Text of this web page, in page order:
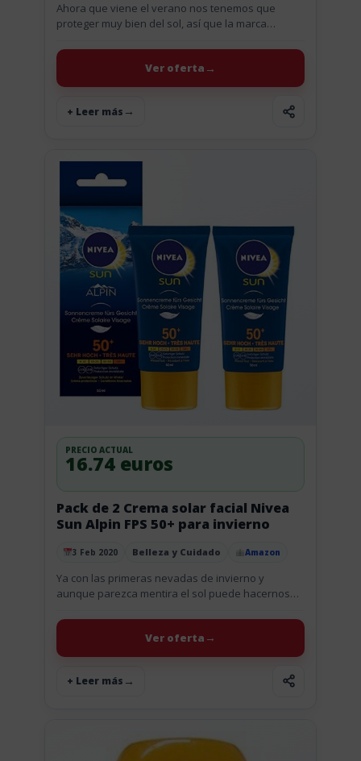
Ahora que viene el verano nos tenemos que
proteger muy bien del sol, así que la marca
este pack de...
+ Leer más
Ver oferta
Publicado el
3 Feb 2020 Belleza y Cuidado Amazon
Pack de 2 Crema solar facial Nivea
Sun Alpin FPS 50+ para invierno
PRECIO ACTUAL
16.74 euros
Ya con las primeras nevadas de invierno y
aunque parezca mentira el sol puede hacernos
+ Leer más
Ver oferta